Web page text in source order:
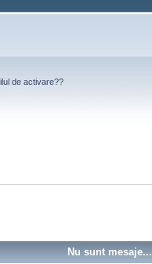
de activare??
Nu sunt mesaje...